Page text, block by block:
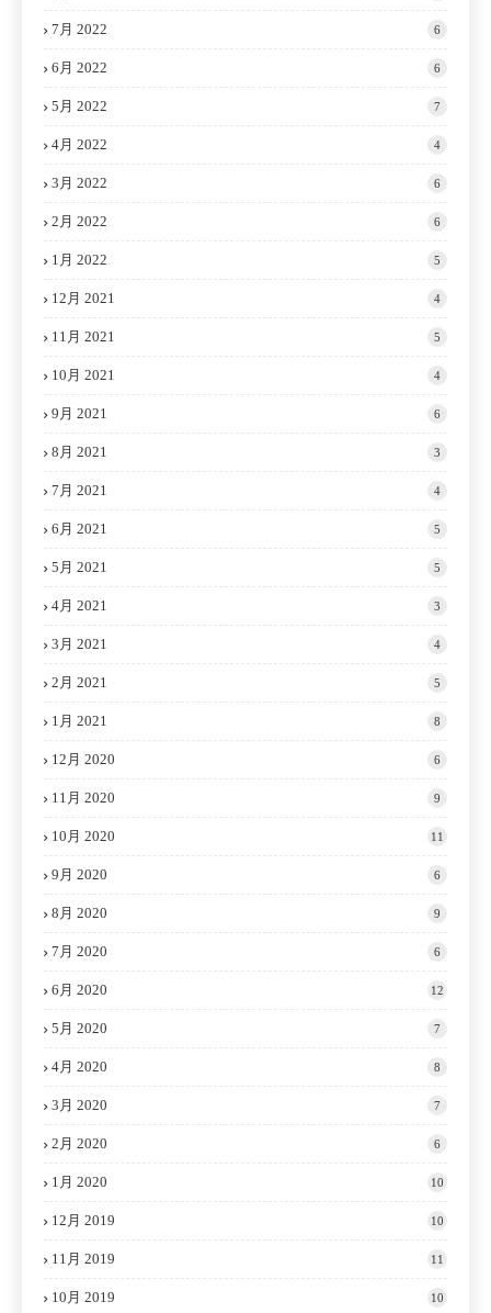
7月 2022 6
6月 2022 6
5月 2022 7
4月 2022 4
3月 2022 6
2月 2022 6
1月 2022 5
12月 2021 4
11月 2021 5
10月 2021 4
9月 2021 6
8月 2021 3
7月 2021 4
6月 2021 5
5月 2021 5
4月 2021 3
3月 2021 4
2月 2021 5
1月 2021 8
12月 2020 6
11月 2020 9
10月 2020 11
9月 2020 6
8月 2020 9
7月 2020 6
6月 2020 12
5月 2020 7
4月 2020 8
3月 2020 7
2月 2020 6
1月 2020 10
12月 2019 10
11月 2019 11
10月 2019 10